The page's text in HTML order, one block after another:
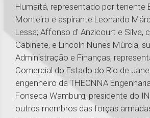
Humaitá, representado por tenente
Monteiro e aspirante Leonardo
Lessa; Affonso d' Anzicourt e Silva,
Gabinete, e Lincoln Nunes Múrcia,
Administração e Finanças,
Comercial do Estado do Rio de
engenheiro da THECNNA
Fonseca Wamburg, presidente do
outros membros das forças